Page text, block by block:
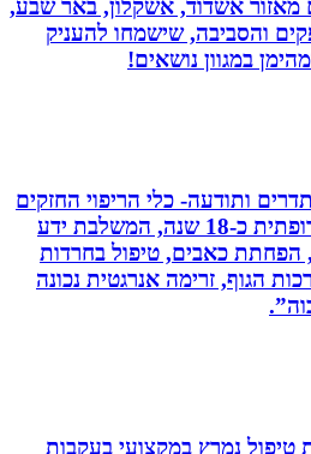
אשדוד, אשקלון, באר שבע,
שישמחו להעניק
במגוון נושאים!
ותודעה- כלי הריפוי החזקים
ביותר בעולם!!! נטורופתית כ-18 שנה, המשלבת ידע
כאבים, טיפול בחרדות
זרימה אנרגטית נכונה
נמרץ במקצועי בעקבות